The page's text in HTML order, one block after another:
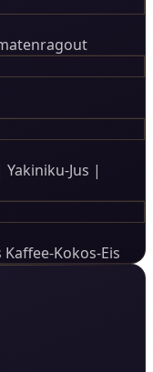
Jus |
Kokos-Eis